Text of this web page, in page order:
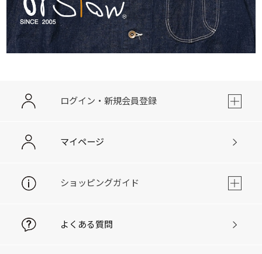
ログイン・新規会員登録
マイページ
ショッピングガイド
よくある質問